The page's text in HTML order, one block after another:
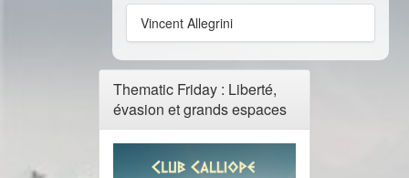
Vincent Allegrini
Thematic Friday : Liberté,
évasion et grands espaces